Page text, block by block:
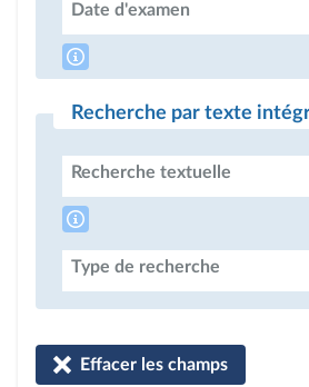
Date d'examen
Recherche par texte
Recherche textuelle
Type de recherche
Effacer les champs